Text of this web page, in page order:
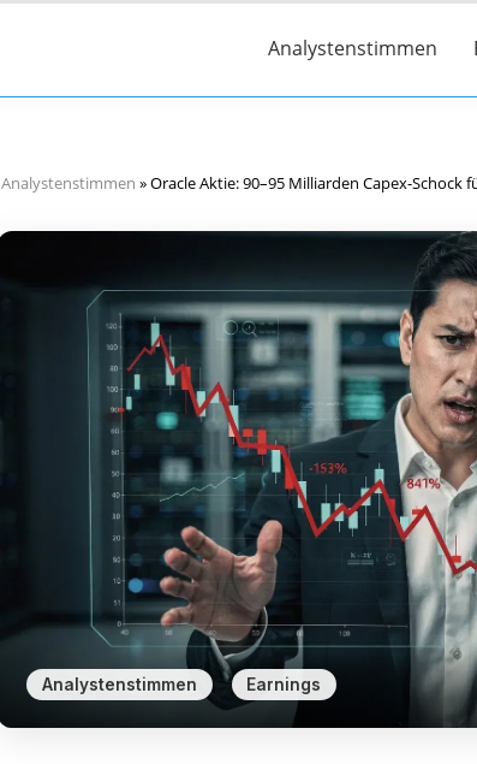
Analystenstimmen
Analystenstimmen »Oracle Aktie: 90–95 Milliarden Capex-Schock
Analystenstimmen , Earnings